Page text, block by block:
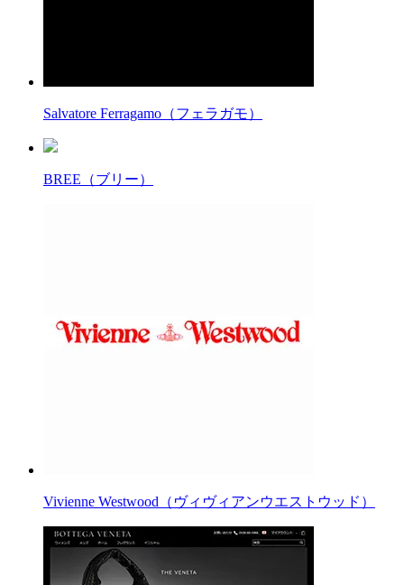
Salvatore Ferragamo（フェラガモ）
BREE（ブリー）
Vivienne Westwood（ヴィヴィアンウエストウッド）